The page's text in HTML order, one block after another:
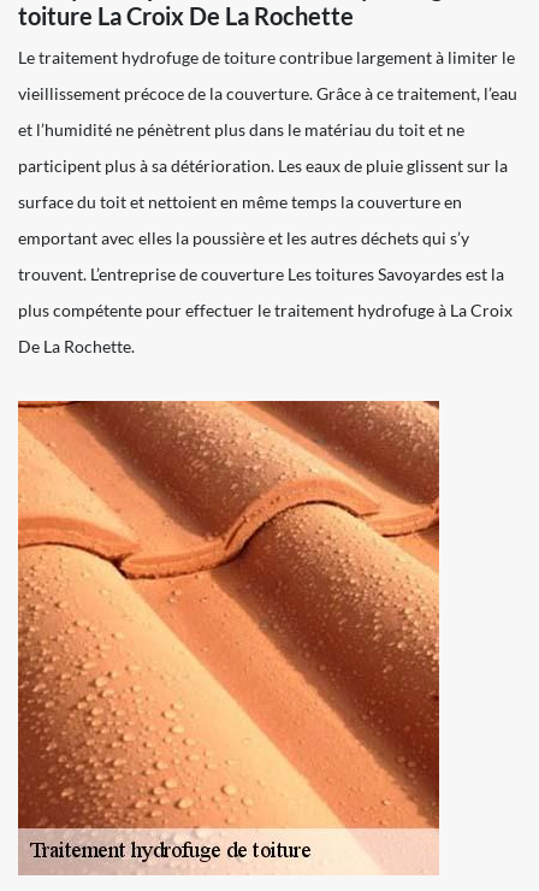
toiture La Croix De La Rochette
Le traitement hydrofuge de toiture contribue largement à limiter le
vieillissement précoce de la couverture. Grâce à ce traitement, l’eau
et l’humidité ne pénètrent plus dans le matériau du toit et ne
participent plus à sa détérioration. Les eaux de pluie glissent sur la
surface du toit et nettoient en même temps la couverture en
emportant avec elles la poussière et les autres déchets qui s’y
trouvent. L’entreprise de couverture Les toitures Savoyardes est la
plus compétente pour effectuer le traitement hydrofuge à La Croix
De La Rochette.